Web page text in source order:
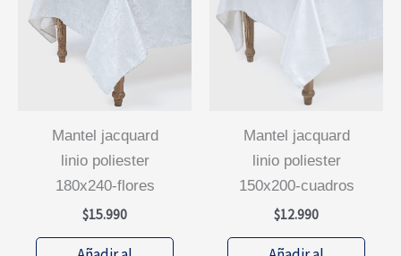
mantel jacquard
linio poliester
180x240-flores
$15.990
mantel jacquard
linio poliester
150x200-cuadros
$12.990